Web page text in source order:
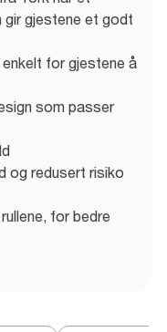
gir gjestene et godt
for gjestene å
som passer
og redusert risiko
for bedre